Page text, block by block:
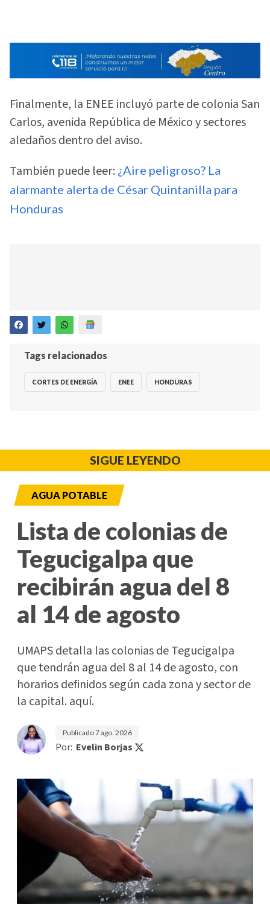
Finalmente, la ENEE incluyó parte de colonia San
Carlos, avenida República de México y sectores
aledaños dentro del aviso.
También puede leer: ¿Aire peligroso? La
alarmante alerta de César Quintanilla para
Honduras
Tags relacionados
CORTES DE ENERGÍA ENEE HONDURAS
SIGUE LEYENDO
AGUA POTABLE
Lista de colonias de
Tegucigalpa que
recibirán agua del 8
al 14 de agosto
UMAPS detalla las colonias de Tegucigalpa
que tendrán agua del 8 al 14 de agosto, con
horarios definidos según cada zona y sector de
la capital. aquí.
Publicado7 ago. 2026
Por: Evelin Borjas